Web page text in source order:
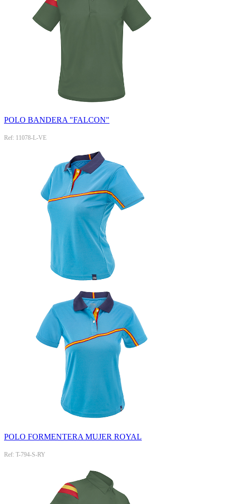
POLO BANDERA "FALCON"
Ref: 11078-L-VE
POLO FORMENTERA MUJER ROYAL
Ref: T-794-S-RY